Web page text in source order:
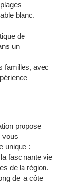
blanc.
de
un
familles, avec
propose
vous
unique :
fascinante vie
de la région.
de la côte